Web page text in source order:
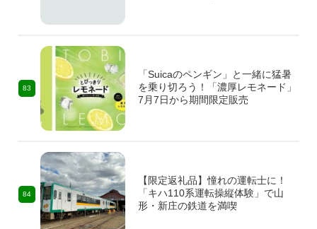
83
「Suicaのペンギン」と一緒に猛暑
を乗り切ろう！「濃厚レモネード」
7月7日から期間限定販売
84
【限定返礼品】憧れの運転士に！
「キハ110系運転操縦体験」で山
形・新庄の鉄道を満喫